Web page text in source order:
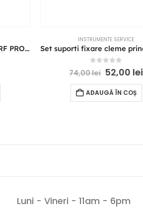
SET CROCODIL PENTRU VARF PROBE APARAT MASURA ROSU SI NEGRU
INSTRUMENTE SERVICE
out of 5
74,00lei 52,00 lei
ADAUGĂ ÎN COȘ
Luni - Vineri - 11am - 6pm